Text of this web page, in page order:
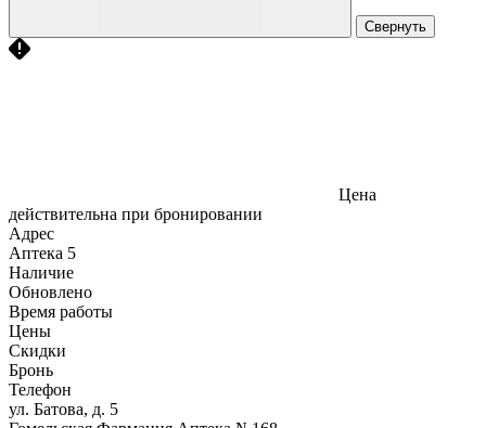
Свернуть
Цена
действительна при бронировании
Адрес
Аптека 5
Наличие
Обновлено
Время работы
Цены
Скидки
Бронь
Телефон
ул. Батова, д. 5